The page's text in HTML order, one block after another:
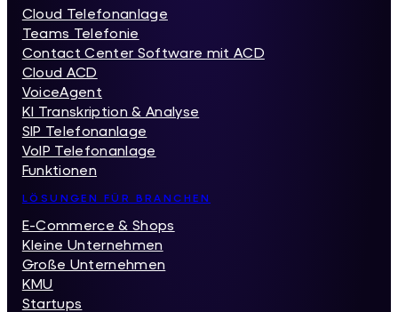
Cloud Telefonanlage
Teams Telefonie
Contact Center Software mit ACD
Cloud ACD
VoiceAgent
KI Transkription & Analyse
SIP Telefonanlage
VoIP Telefonanlage
Funktionen
LÖSUNGEN FÜR BRANCHEN
E-Commerce & Shops
Kleine Unternehmen
Große Unternehmen
KMU
Startups